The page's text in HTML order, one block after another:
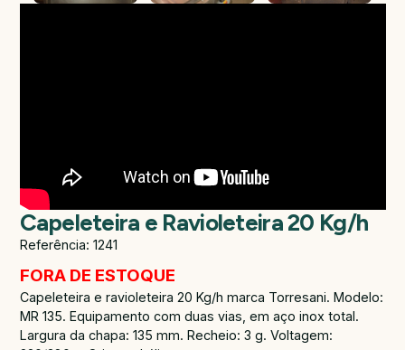
Capeleteira e Ravioleteira 20 Kg/h
Referência: 1241
FORA DE ESTOQUE
Capeleteira e ravioleteira 20 Kg/h marca Torresani. Modelo:
MR 135. Equipamento com duas vias, em aço inox total.
Largura da chapa: 135 mm. Recheio: 3 g. Voltagem: